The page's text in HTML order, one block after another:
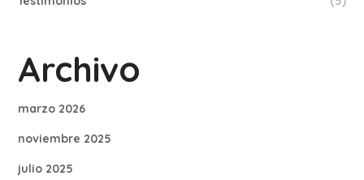
Archivo
marzo 2026
noviembre 2025
julio 2025